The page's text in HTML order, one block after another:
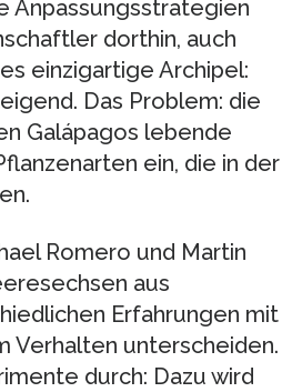
Anpassungsstrategien
dorthin, auch
einzigartige Archipel:
Das Problem: die
Galápagos lebende
ein, die in der
Romero und Martin
aus
Erfahrungen mit
Verhalten unterscheiden.
durch: Dazu wird